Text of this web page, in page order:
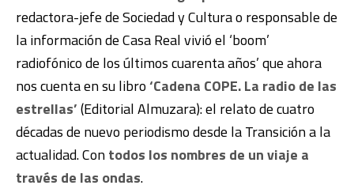
redactora-jefe de Sociedad y Cultura o responsable de
la información de Casa Real vivió el ‘boom’
radiofónico de los últimos cuarenta años’ que ahora
nos cuenta en su libro‘Cadena COPE. La radio de las
estrellas’(Editorial Almuzara): el relato de cuatro
décadas de nuevo periodismo desde la Transición a la
actualidad. Contodos los nombres de un viaje a
través de las ondas.